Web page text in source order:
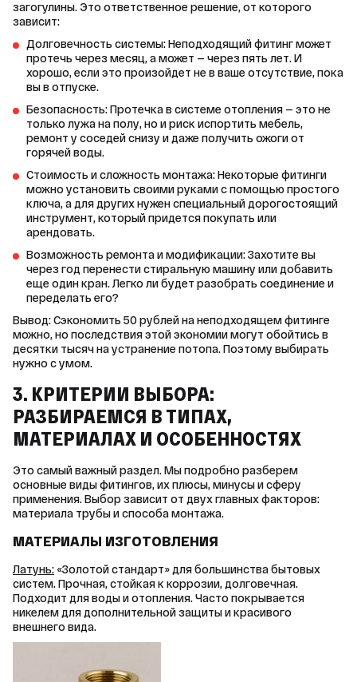
загогулины. Это ответственное решение, от которого
зависит:
Долговечность системы: Неподходящий фитинг может
протечь через месяц, а может — через пять лет. И
хорошо, если это произойдет не в ваше отсутствие, пока
вы в отпуске.
Безопасность: Протечка в системе отопления — это не
только лужа на полу, но и риск испортить мебель,
ремонт у соседей снизу и даже получить ожоги от
горячей воды.
Стоимость и сложность монтажа: Некоторые фитинги
можно установить своими руками с помощью простого
ключа, а для других нужен специальный дорогостоящий
инструмент, который придется покупать или
арендовать.
Возможность ремонта и модификации: Захотите вы
через год перенести стиральную машину или добавить
еще один кран. Легко ли будет разобрать соединение и
переделать его?
Вывод: Сэкономить 50 рублей на неподходящем фитинге
можно, но последствия этой экономии могут обойтись в
десятки тысяч на устранение потопа. Поэтому выбирать
нужно с умом.
3. КРИТЕРИИ ВЫБОРА:
РАЗБИРАЕМСЯ В ТИПАХ,
МАТЕРИАЛАХ И ОСОБЕННОСТЯХ
Это самый важный раздел. Мы подробно разберем
основные виды фитингов, их плюсы, минусы и сферу
применения. Выбор зависит от двух главных факторов:
материала трубы и способа монтажа.
МАТЕРИАЛЫ ИЗГОТОВЛЕНИЯ
Латунь: «Золотой стандарт» для большинства бытовых
систем. Прочная, стойкая к коррозии, долговечная.
Подходит для воды и отопления. Часто покрывается
никелем для дополнительной защиты и красивого
внешнего вида.